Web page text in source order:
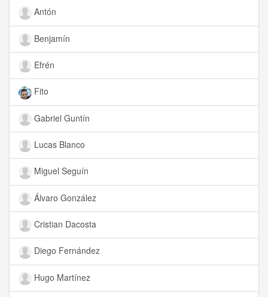
Antón
Benjamín
Efrén
Fito
Gabriel Guntín
Lucas Blanco
Miguel Seguín
Álvaro González
Cristian Dacosta
Diego Fernández
Hugo Martínez